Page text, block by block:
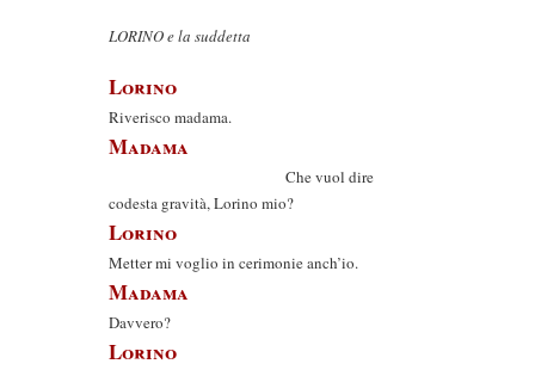
LORINO e la suddetta
Lorino
Riverisco madama.
Madama
Che vuol dire
codesta gravità, Lorino mio?
Lorino
Metter mi voglio in cerimonie anch’io.
Madama
Davvero?
Lorino